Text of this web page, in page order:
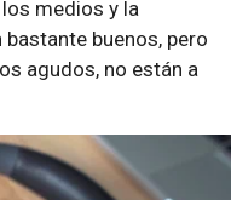
medios y la
buenos, pero
agudos, no están a